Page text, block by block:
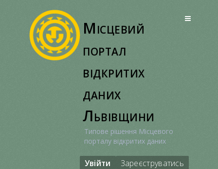
Місцевий
портал
відкритих
даних
Львівщини
Типове рішення Місцевого
порталу відкритих даних
Увійти Зареєструватись